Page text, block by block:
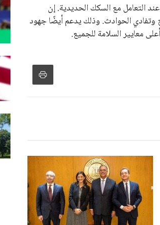
التعامل مع السكك الحديدية. إن
وتفادي الحوادث. وذلك يدعم أيضًا جهود
معايير السلامة للجميع.